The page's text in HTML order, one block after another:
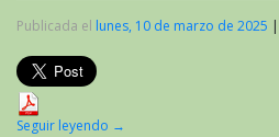
Publicada el lunes, 10 de marzo de 2025 |
Seguir leyendo →